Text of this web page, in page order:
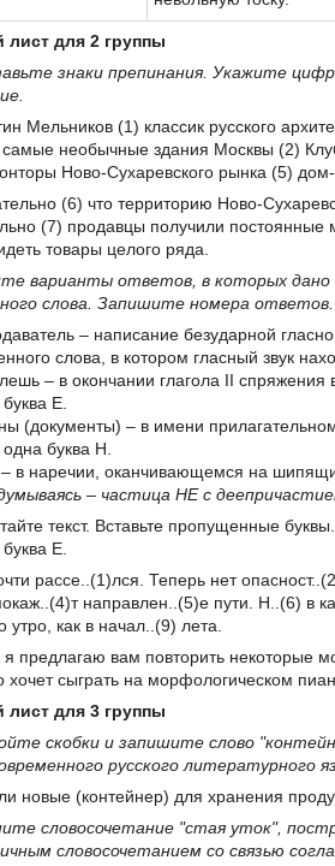
лист для 2 группы
знаки препинания. Укажите
Мельников (1) классик русского
необычные здания Москвы (2)
Ново-Сухаревского рынка (5)
(6) что территорию Ново-
(7) продавцы получили постоянные
товары целого ряда.
варианты ответов, в которых дано
слова. Запишите номера ответов.
– написание безударной
слова, в котором гласный звук
– в окончании глагола II
Е.
(документы) – в имени
буква Н.
– в наречии, оканчивающемся на
– частица НЕ с
текст. Вставьте пропущенные
Е.
рассе..(1)лся. Теперь нет
направлен..(5)е пути. Н..(6) в
утро, как в начал..(9) лета.
предлагаю вам повторить некоторые
хочет сыграть на морфологическом
лист для 3 группы
скобки и запишите слово
русского литературного
новые (контейнер) для хранения
словосочетание "стая уток",
словосочетанием со связью